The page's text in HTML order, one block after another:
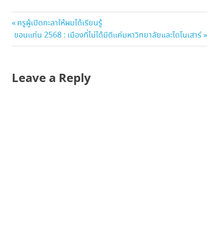
ชมรม
พัฒนา
ชุมชน
น้อง
แนะแนว
เรื่อง
Previous
Post:
ครูผู้เปิดกะลาให้ผมได้เรียนรู้
Next
Post:
ขอนแก่น 2568 : เมืองที่ไม่ได้มีดีแค่มหาวิทยาลัยและไดโนเสาร์
Leave a Reply